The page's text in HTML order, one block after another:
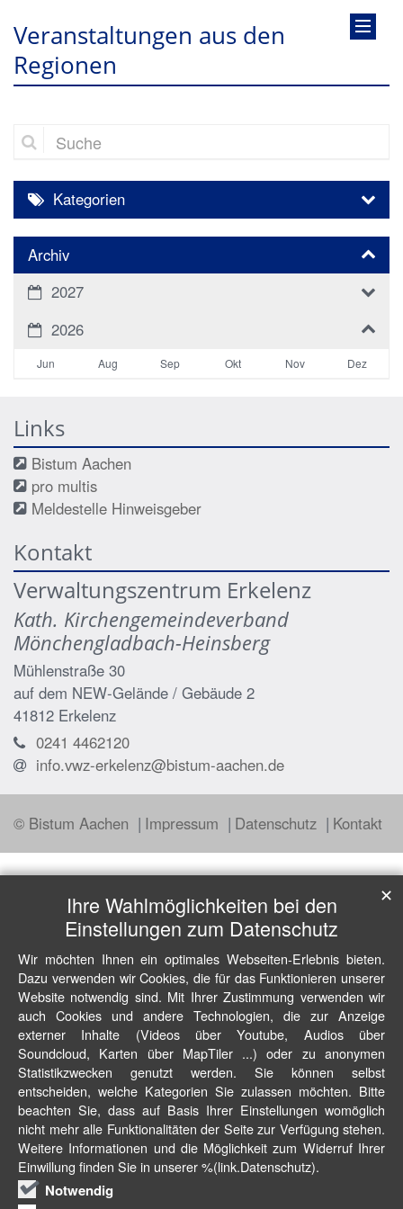
Veranstaltungen aus den
Regionen
Suche
Kategorien
Archiv
2027
2026
Jun Aug Sep Okt Nov Dez
Links
Bistum Aachen
pro multis
Meldestelle Hinweisgeber
Kontakt
Verwaltungszentrum Erkelenz
Kath. Kirchengemeindeverband
Mönchengladbach-Heinsberg
Mühlenstraße 30
auf dem NEW-Gelände / Gebäude 2
41812 Erkelenz
0241 4462120
info.vwz-erkelenz@bistum-aachen.de
© Bistum Aachen Impressum Datenschutz Kontakt
Ihre Wahlmöglichkeiten bei den
Einstellungen zum Datenschutz
Wir möchten Ihnen ein optimales Webseiten-Erlebnis bieten.
Dazu verwenden wir Cookies, die für das Funktionieren unserer
Website notwendig sind. Mit Ihrer Zustimmung verwenden wir
auch Cookies und andere Technologien, die zur Anzeige
externer Inhalte (Videos über Youtube, Audios über
Soundcloud, Karten über MapTiler ...) oder zu anonymen
Statistikzwecken genutzt werden. Sie können selbst
entscheiden, welche Kategorien Sie zulassen möchten. Bitte
beachten Sie, dass auf Basis Ihrer Einstellungen womöglich
nicht mehr alle Funktionalitäten der Seite zur Verfügung stehen.
Weitere Informationen und die Möglichkeit zum Widerruf Ihrer
Einwillung finden Sie in unserer %(link.Datenschutz).
Notwendig
✕